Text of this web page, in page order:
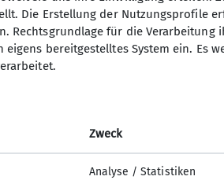
Absprache möglich.
Touren (z.B. Hüttentour)
kennen, um sich
Die Erstellung der Nutzungsprofile
Rechtsgrundlage für die Verarbeitung
eigens bereitgestelltes System ein.
Zweck
Analyse / Statistiken